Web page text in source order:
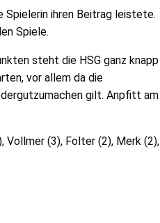
Spielerin ihren Beitrag leistete.
Spiele.
steht die HSG ganz knapp
vor allem da die
gilt. Anpfitt am
Vollmer (3), Folter (2), Merk (2),